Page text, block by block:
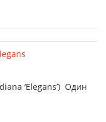
‘Elegans’) Один